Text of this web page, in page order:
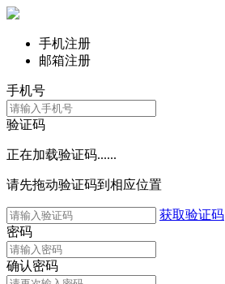
手机注册
邮箱注册
手机号
验证码
正在加载验证码......
请先拖动验证码到相应位置
获取验证码
密码
确认密码